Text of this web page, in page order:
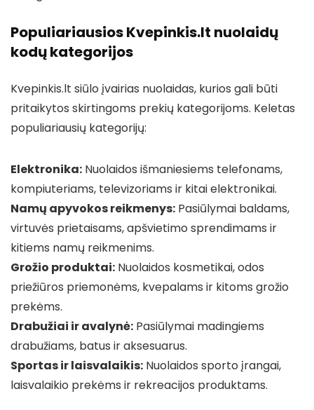
Populiariausios Kvepinkis.lt nuolaidų
kodų kategorijos
Kvepinkis.lt siūlo įvairias nuolaidas, kurios gali būti
pritaikytos skirtingoms prekių kategorijoms. Keletas
populiariausių kategorijų:
Elektronika: Nuolaidos išmaniesiems telefonams,
kompiuteriams, televizoriams ir kitai elektronikai.
Namų apyvokos reikmenys: Pasiūlymai baldams,
virtuvės prietaisams, apšvietimo sprendimams ir
kitiems namų reikmenims.
Grožio produktai: Nuolaidos kosmetikai, odos
priežiūros priemonėms, kvepalams ir kitoms grožio
prekėms.
Drabužiai ir avalynė: Pasiūlymai madingiems
drabužiams, batus ir aksesuarus.
Sportas ir laisvalaikis: Nuolaidos sporto įrangai,
laisvalaikio prekėms ir rekreacijos produktams.